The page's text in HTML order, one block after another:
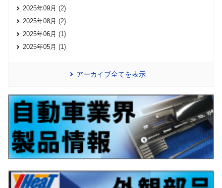
2025年09月 (2)
2025年08月 (2)
2025年06月 (1)
2025年05月 (1)
アーカイブ全てを表示